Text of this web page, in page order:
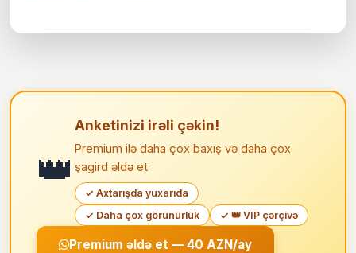
👑
Anketinizi irəli çəkin!
Premium ilə daha çox baxış və daha çox
şagird əldə et
✓ Axtarışda yuxarıda
✓ Daha çox görünürlük
✓ 👑 VIP çərçivə
Premium əldə et — 40 AZN/ay